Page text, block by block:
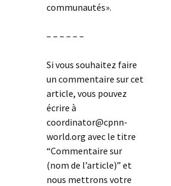
communautés».
– – – – – –
Si vous souhaitez faire
un commentaire sur cet
article, vous pouvez
écrire à
coordinator@cpnn-
world.org avec le titre
“Commentaire sur
(nom de l’article)” et
nous mettrons votre